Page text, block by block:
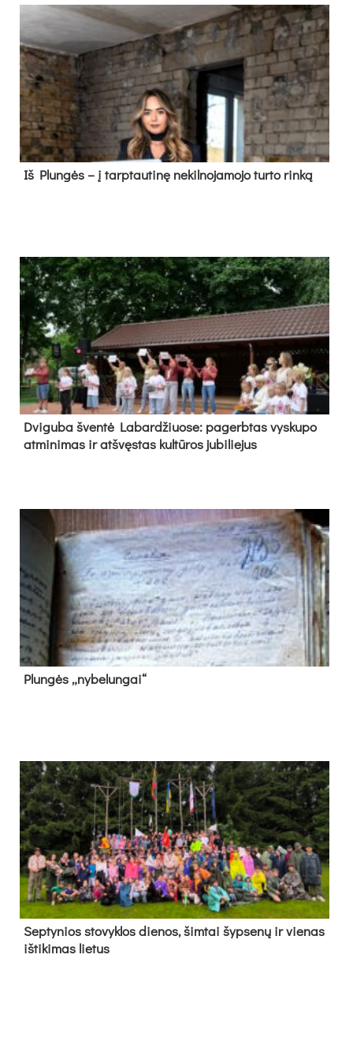
Iš Plungės – į tarptautinę nekilnojamojo turto rinką
Dvi­gu­ba šven­tė La­bar­džiuo­se: pa­gerb­tas vys­ku­po
at­mi­ni­mas ir at­švęs­tas kul­tū­ros ju­bi­lie­jus
Plun­gės „ny­be­lun­gai“
Sep­ty­nios sto­vyk­los die­nos, šim­tai šyp­se­nų ir vie­nas
iš­ti­ki­mas lie­tus